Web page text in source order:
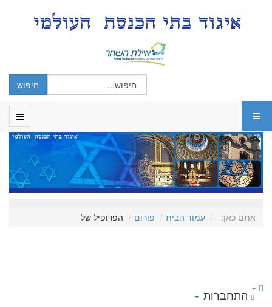
אתם כאן: עמוד הבית פורום הפרופיל של
התחברות